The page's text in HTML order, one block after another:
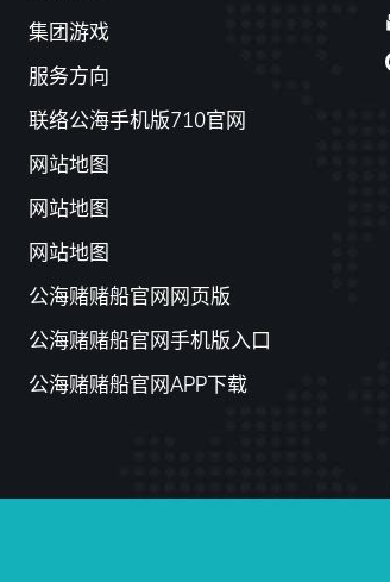
集团游戏
服务方向
联络公海手机版710官网
网站地图
网站地图
网站地图
公海赌赌船官网网页版
公海赌赌船官网手机版入口
公海赌赌船官网APP下载